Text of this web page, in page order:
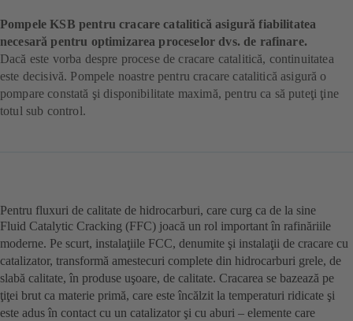
Pompele KSB pentru cracare catalitică asigură fiabilitatea
necesară pentru optimizarea proceselor dvs. de rafinare.
Dacă este vorba despre procese de cracare catalitică, continuitatea
este decisivă. Pompele noastre pentru cracare catalitică asigură o
pompare constată şi disponibilitate maximă, pentru ca să puteţi ţine
totul sub control.
Pentru fluxuri de calitate de hidrocarburi, care curg ca de la sine
Fluid Catalytic Cracking (FFC) joacă un rol important în rafinăriile
moderne. Pe scurt, instalaţiile FCC, denumite şi instalaţii de cracare cu
catalizator, transformă amestecuri complete din hidrocarburi grele, de
slabă calitate, în produse uşoare, de calitate. Cracarea se bazează pe
ţiţei brut ca materie primă, care este încălzit la temperaturi ridicate şi
este adus în contact cu un catalizator şi cu aburi – elemente care